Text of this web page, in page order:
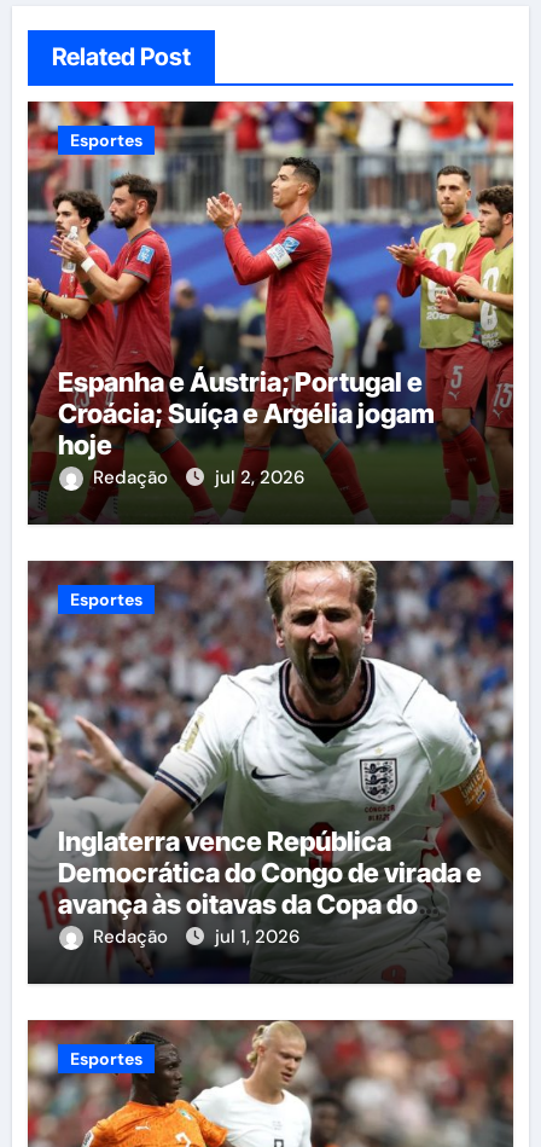
Related Post
Esportes
Espanha e Áustria; Portugal e
Croácia; Suíça e Argélia jogam
hoje
Redação jul 2, 2026
Esportes
Inglaterra vence República
Democrática do Congo de virada e
avança às oitavas da Copa do
Mundo
Redação jul 1, 2026
Esportes